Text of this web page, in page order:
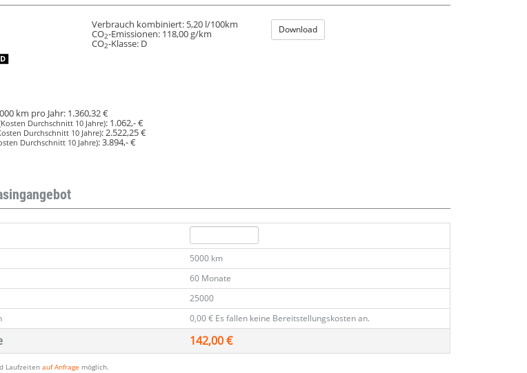
Verbrauch kombiniert: 5,20 l/100km
CO2-Emissionen: 118,00 g/km
CO2-Klasse: D
Download
km pro Jahr: 1.360,32 €
Durchschnitt 10 Jahre): 1.062,- €
Durchschnitt 10 Jahre):2.522,25 €
Durchschnitt 10 Jahre):3.894,- €
5000 km
60 Monate
25000
0,00 € Es fallen keine Bereitstellungskosten an.
142,00 €
Laufzeitenauf Anfrage möglich.